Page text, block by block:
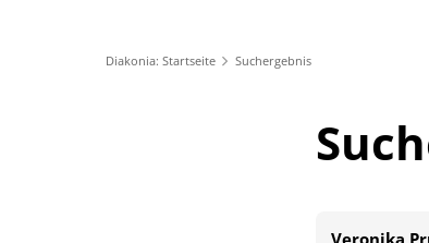
Diakonia: Startseite Suchergebnis